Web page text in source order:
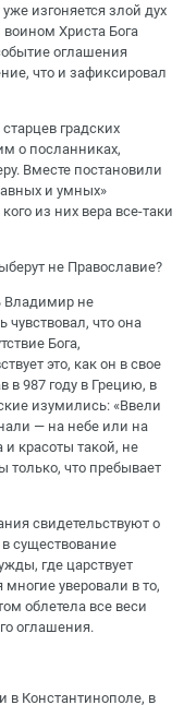
изгоняется злой дух
Христа Бога
оглашения
что и зафиксировал
градских
о посланниках,
Вместе постановили
и умных»
из них вера все-таки
не Православие?
Владимир не
чувствовал, что она
Бога,
это, как он в свое
в 987 году в Грецию, в
изумились: «Ввели
— на небе или на
красоты такой, не
только, что пребывает
свидетельствуют о
существование
где царствует
уверовали в то,
облетела все веси
оглашения.
в Константинополе, в